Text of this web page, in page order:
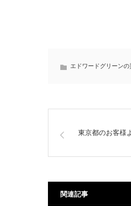
エドワードグリーンの
東京都のお客様
関連記事